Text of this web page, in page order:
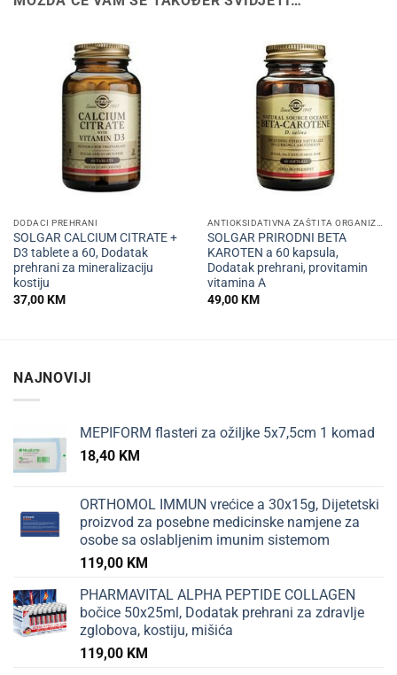
DODACI PREHRANI
SOLGAR CALCIUM CITRATE +
D3 tablete a 60, Dodatak
prehrani za mineralizaciju
kostiju
37,00KM
SOLGAR PRIRODNI BETA
KAROTEN a 60 kapsula,
Dodatak prehrani, provitamin
vitamina A
49,00KM
NAJNOVIJI
MEPIFORM flasteri za ožiljke 5x7,5cm 1 komad
18,40 KM
ORTHOMOL IMMUN vrećice a 30x15g, Dijetetski
proizvod za posebne medicinske namjene za
osobe sa oslabljenim imunim sistemom
119,00 KM
PHARMAVITAL ALPHA PEPTIDE COLLAGEN
bočice 50x25ml, Dodatak prehrani za zdravlje
zglobova, kostiju, mišića
119,00 KM